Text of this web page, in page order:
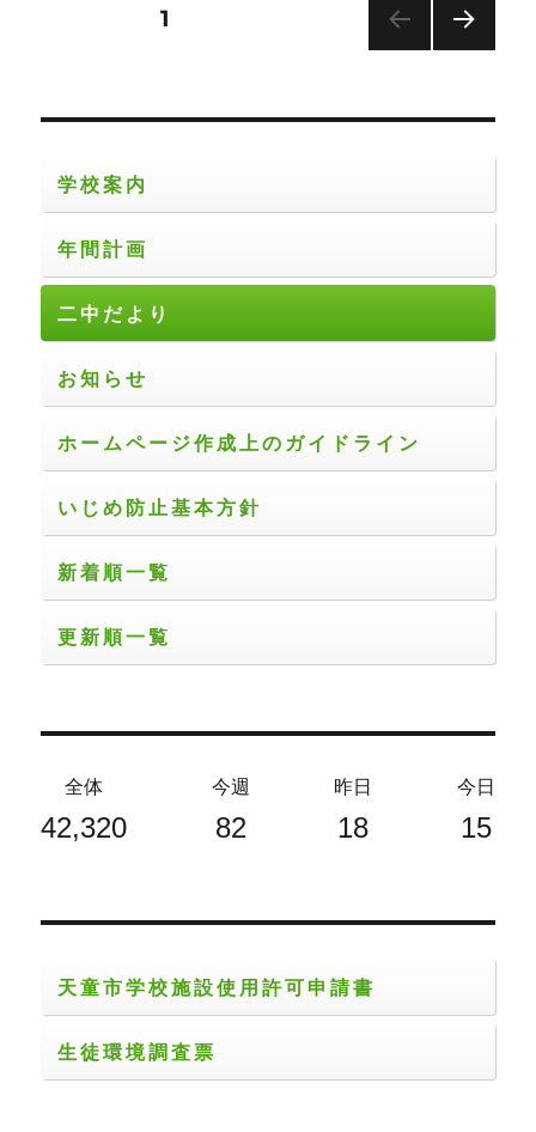
の
ペ
ー
ジ
送
り
固定ページ1
学校案内
年間計画
二中だより
お知らせ
ホームページ作成上のガイドライン
いじめ防止基本方針
新着順一覧
更新順一覧
全体
42,320
今週
82
昨日
18
今日
15
天童市学校施設使用許可申請書
生徒環境調査票